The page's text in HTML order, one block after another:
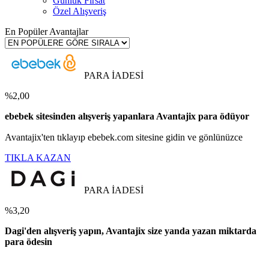
Özel Alışveriş
En Popüler Avantajlar
PARA İADESİ
%2,00
ebebek sitesinden alışveriş yapanlara Avantajix para ödüyor
Avantajix'ten tıklayıp ebebek.com sitesine gidin ve gönlünüzce
TIKLA KAZAN
PARA İADESİ
%3,20
Dagi'den alışveriş yapın, Avantajix size yanda yazan miktarda
para ödesin